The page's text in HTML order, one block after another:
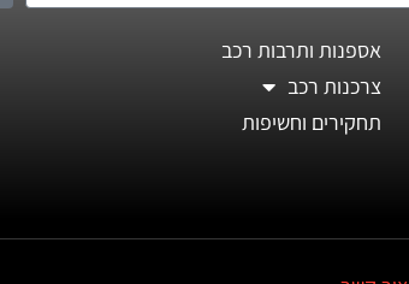
אספנות ותרבות רכב
צרכנות רכב
תחקירים וחשיפות